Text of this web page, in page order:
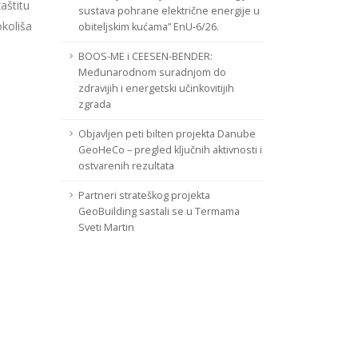
sustava pohrane električne energije u
obiteljskim kućama” EnU-6/26.
BOOS-ME i CEESEN-BENDER:
Međunarodnom suradnjom do
zdravijih i energetski učinkovitijih
zgrada
Objavljen peti bilten projekta Danube
GeoHeCo – pregled ključnih aktivnosti i
ostvarenih rezultata
Partneri strateškog projekta
GeoBuilding sastali se u Termama
Sveti Martin